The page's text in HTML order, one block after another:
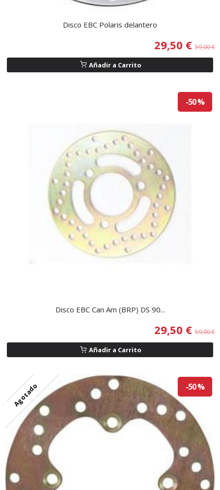
Disco EBC Polaris delantero
29,50 € 59,00 €
Añadir a Carrito
-50 %
Disco EBC Can Am (BRP) DS 90...
29,50 € 59,00 €
Añadir a Carrito
Agotado -50 %